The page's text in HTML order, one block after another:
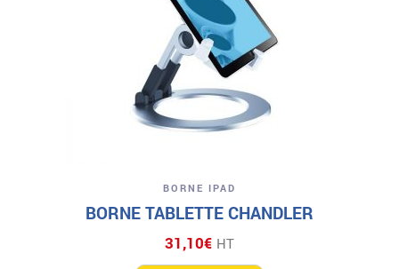
BORNE IPAD
BORNE TABLETTE CHANDLER
31,10€ HT